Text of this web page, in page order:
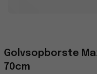
Golvsopborste
70cm